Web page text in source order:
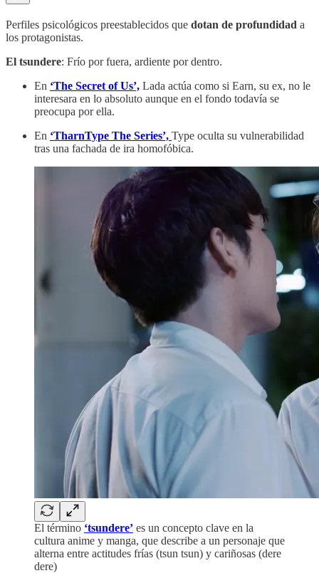
Perfiles psicológicos preestablecidos que dotan de profundidad a
los protagonistas.
El tsundere: Frío por fuera, ardiente por dentro.
En ‘The Secret of Us’, Lada actúa como si Earn, su ex, no le
interesara en lo absoluto aunque en el fondo todavía se
preocupa por ella.
En ‘TharnType The Series’, Type oculta su vulnerabilidad
tras una fachada de ira homofóbica.
El término ‘tsundere’ es un concepto clave en la
cultura anime y manga, que describe a un personaje que
alterna entre actitudes frías (tsun tsun) y cariñosas (dere
dere)